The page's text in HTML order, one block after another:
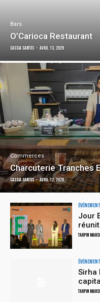
Bars
O’Carioca Restaurant
Cassia Santos - avril 13, 2026
Commerces
Charcuterie Tranches
Cassia Santos - avril 12, 2026
Jour
TARPIN
Sirha
TARPIN